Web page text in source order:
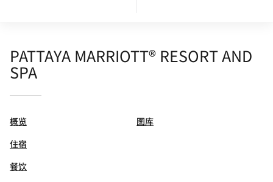
PATTAYA MARRIOTT® RESORT AND
SPA
概览
住宿
餐饮
图库